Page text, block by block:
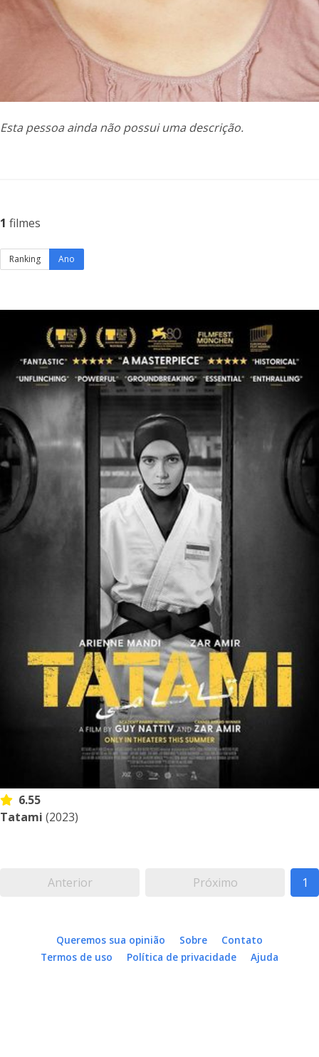
Esta pessoa ainda não possui uma descrição.
1 filmes
Ranking Ano
6.55
Tatami (2023)
Anterior Próximo 1
Queremos sua opinião Sobre
Contato
Termos de uso
Política de privacidade Ajuda